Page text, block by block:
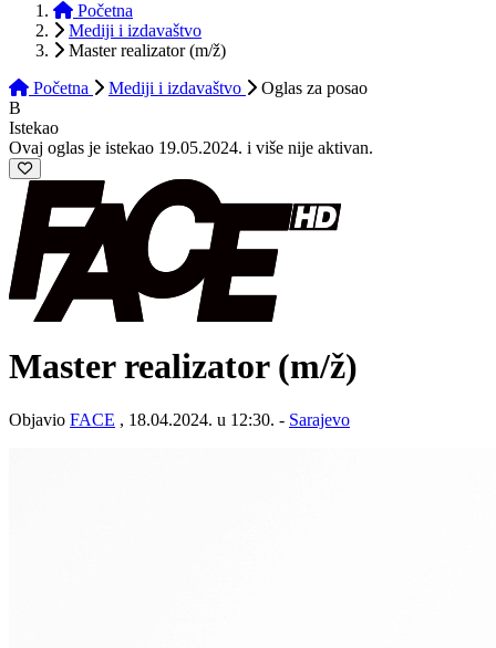
Početna
Mediji i izdavaštvo
Master realizator (m/ž)
Početna
Mediji i izdavaštvo Oglas za posao
B
Istekao
Ovaj oglas je istekao 19.05.2024. i više nije aktivan.
Master realizator (m/ž)
Objavio FACE , 18.04.2024. u 12:30. - Sarajevo